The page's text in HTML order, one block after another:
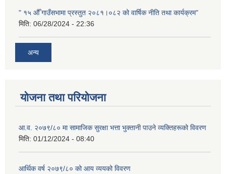
" १५ औँ गाउँसभामा प्रस्तुत २०८१।०८२ को वार्षिक नीति तथा कार्यक्रम"
मिति: 06/28/2024 - 22:36
अन्य
योजना तथा परियोजना
आ.व. २०७९/८० मा सामाजिक सुरक्षा भत्ता भुक्तानी पाउने व्यक्तिहरूको विवरण
मिति: 01/12/2024 - 08:40
आर्थिक वर्ष २०७९/८० को आय व्ययको विवरण